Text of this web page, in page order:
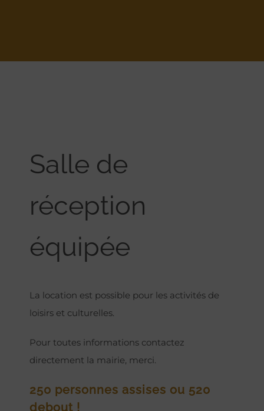
Salle de
réception
équipée
La location est possible pour les activités de
loisirs et culturelles.
Pour toutes informations contactez
directement la mairie, merci.
250 personnes assises ou 520
debout !